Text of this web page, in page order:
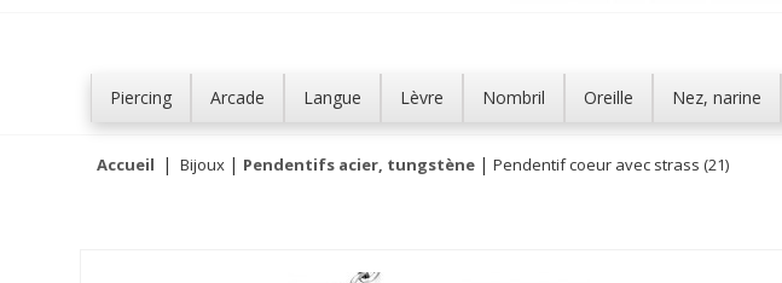
Piercing Arcade Langue Lèvre Nombril Oreille Nez, narine
Accueil Bijoux Pendentifs acier, tungstène Pendentif coeur avec strass (21)